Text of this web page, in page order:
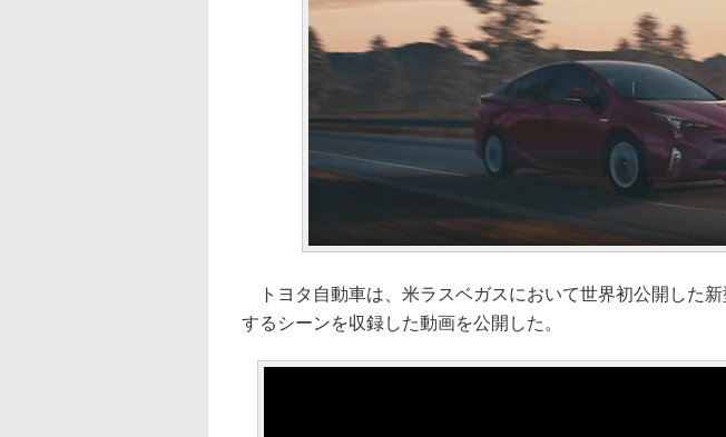
トヨタ自動車は、米ラスベガスにおいて世界初公開した
するシーンを収録した動画を公開した。